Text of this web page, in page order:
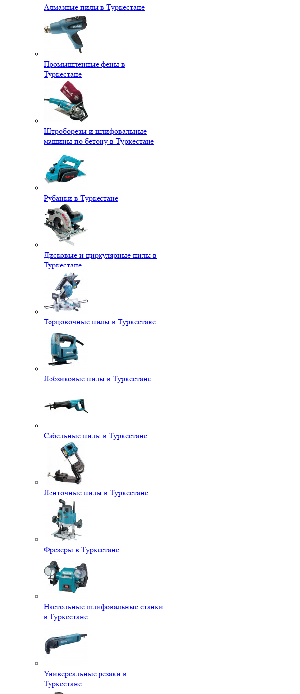
Алмазные пилы в Туркестане
Промышленные фены в
Туркестане
Штроборезы и шлифовальные
машины по бетону в Туркестане
Рубанки в Туркестане
Дисковые и циркулярные пилы в
Туркестане
Торцовочные пилы в Туркестане
Лобзиковые пилы в Туркестане
Сабельные пилы в Туркестане
Ленточные пилы в Туркестане
Фрезеры в Туркестане
Настольные шлифовальные станки
в Туркестане
Универсальные резаки в
Туркестане